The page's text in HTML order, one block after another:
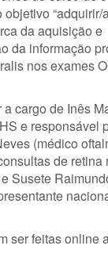
objetivo “adquirir/
da aquisição e
da informação
nos exames
cargo de Inês
e responsável
(médico
de
Susete
ser feitas online